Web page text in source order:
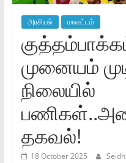
அரசியல் மாவட்டம்
முனையம்
நிலையில்
தகவல்!
18 October 2025